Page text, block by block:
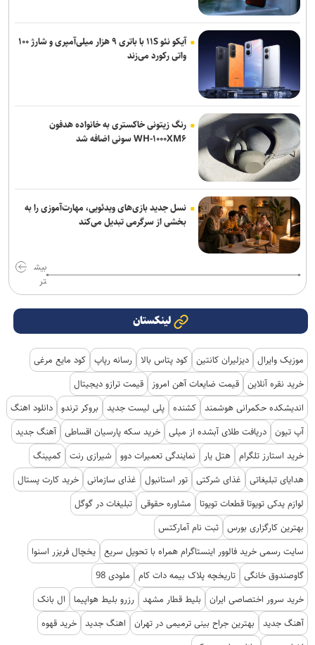
آیکو نئو ۱۱S با باتری ۹ هزار میلی‌آمپری و شارژ ۱۰۰
واتی رکورد می‌زند
رنگ زیتونی خاکستری به خانواده هدفون
WH-۱۰۰۰XM۶ سونی اضافه شد
نسل جدید بازی‌های ویدئویی، مهارت‌آموزی را به
بخشی از سرگرمی تبدیل می‌کند
بیش
تر
لینکستان
موزیک وایرال دیزلیران کانتین کود پتاس بالا رسانه رپاپ کود مایع مرغی
خرید نقره آنلاین قیمت ضایعات آهن امروز
قیمت ترازو دیجیتال
اندیشکده حکمرانی هوشمند کشنده پلی لیست جدید بروکر ترندو دانلود اهنگ
آپ تیون دریافت طلای آبشده از میلی خرید سکه پارسیان اقساطی آهنگ جدید
خرید استارز تلگرام هتل یار نمایندگی تعمیرات دوو شیرازی رنت کمپینگ
هدایای تبلیغاتی
غذای شرکتی تور استانبول غذای سازمانی خرید کارت پستال
لوازم یدکی تویوتا قطعات تویوتا
مشاوره حقوقی تبلیغات در گوگل
بهترین کارگزاری بورس ثبت نام آمارکتس
سایت رسمی خرید فالوور اینستاگرام همراه با تحویل سریع یخچال فریزر اسنوا
گاوصندوق خانگی تاریخچه پلاک بیمه دات کام
ملودی 98
خرید سرور اختصاصی ایران
بلیط قطار مشهد رزرو بلیط هواپیما
ال بانک
آهنگ جدید
بهترین جراح بینی ترمیمی در تهران اهنگ جدید خرید قهوه